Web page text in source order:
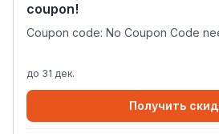
coupon!
Coupon code: No Coupon Code
до 31 дек.
Получить